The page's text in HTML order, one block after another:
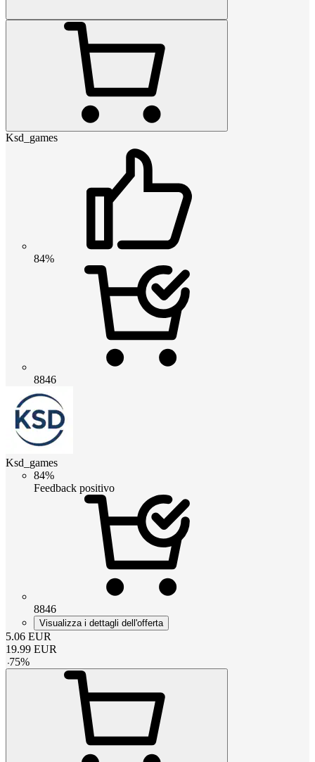
Ksd_games
84%
8846
Ksd_games
84%
Feedback positivo
8846
Visualizza i dettagli dell'offerta
5.06 EUR
19.99 EUR
-75%